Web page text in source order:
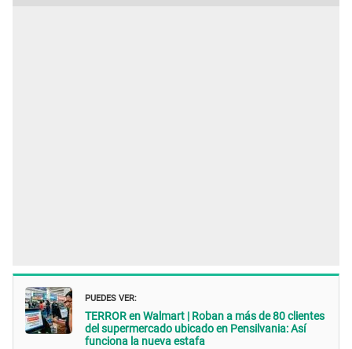
PUEDES VER:
TERROR en Walmart | Roban a más de 80 clientes
del supermercado ubicado en Pensilvania: Así
funciona la nueva estafa